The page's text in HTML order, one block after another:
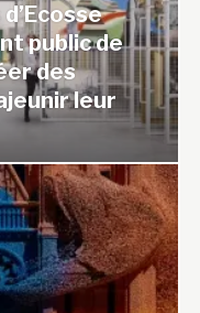
public de
des
leur